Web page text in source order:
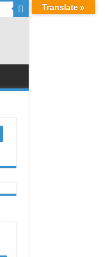
Translate »